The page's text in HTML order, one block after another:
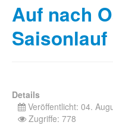
Auf nach
Saisonlauf
Details
Veröffentlicht: 04.
Zugriffe: 778